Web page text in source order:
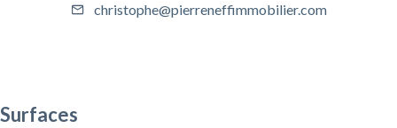
christophe@pierreneffimmobilier.com
Surfaces